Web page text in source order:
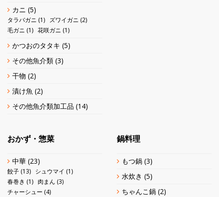
カニ (5)
タラバガニ (1) ズワイガニ (2)
毛ガニ (1) 花咲ガニ (1)
かつおのタタキ (5)
その他魚介類 (3)
干物 (2)
漬け魚 (2)
その他魚介類加工品 (14)
おかず・惣菜
中華 (23)
餃子 (13) シュウマイ (1)
春巻き (1) 肉まん (3)
チャーシュー (4)
鍋料理
もつ鍋 (3)
水炊き (5)
ちゃんこ鍋 (2)